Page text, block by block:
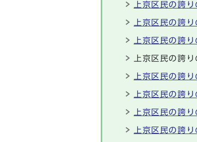
上京区民の誇
上京区民の誇
上京区民の誇
上京区民の誇
上京区民の誇
上京区民の誇
上京区民の誇
上京区民の誇